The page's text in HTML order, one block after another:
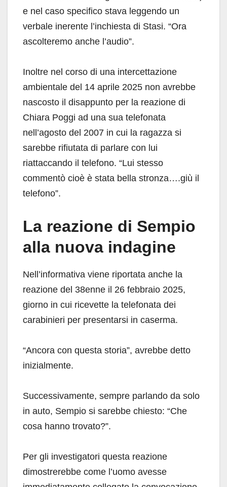
e nel caso specifico stava leggendo un
verbale inerente l’inchiesta di Stasi. “Ora
ascolteremo anche l’audio”.
Inoltre nel corso di una intercettazione
ambientale del 14 aprile 2025 non avrebbe
nascosto il disappunto per la reazione di
Chiara Poggi ad una sua telefonata
nell’agosto del 2007 in cui la ragazza si
sarebbe rifiutata di parlare con lui
riattaccando il telefono. “Lui stesso
commentò cioè è stata bella stronza….giù il
telefono”.
La reazione di Sempio
alla nuova indagine
Nell’informativa viene riportata anche la
reazione del 38enne il 26 febbraio 2025,
giorno in cui ricevette la telefonata dei
carabinieri per presentarsi in caserma.
“Ancora con questa storia”, avrebbe detto
inizialmente.
Successivamente, sempre parlando da solo
in auto, Sempio si sarebbe chiesto: “Che
cosa hanno trovato?”.
Per gli investigatori questa reazione
dimostrerebbe come l’uomo avesse